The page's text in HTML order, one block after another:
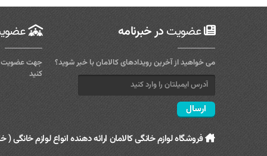
سماور
شیشه شوی
قابلمه
قاشق و چنگال
کولر
کارواش
عضویتدر خبرنامه
می خواهید از آخرین رویدادهای کالامان با خبر شوید؟ جهت عضویت
کنید
فروشگاه لوازم خانگی کالامان ارائه دهنده انواع لوازم خانگی (